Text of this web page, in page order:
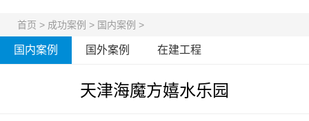
首页 > 成功案例 > 国内案例 >
国内案例 国外案例 在建工程
天津海魔方嬉水乐园